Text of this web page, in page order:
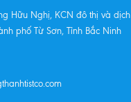
Hữu Nghị, KCN đô thị và dịch
phố Từ Sơn, Tỉnh Bắc Ninh